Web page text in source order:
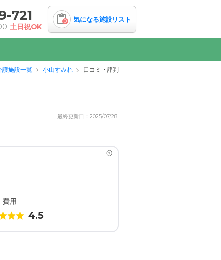
721
土日祝OK
0 気になる施設リスト
護施設一覧 小山すみれ 口コミ・評判
最終更新日：2025/07/28
?
費用
4.5